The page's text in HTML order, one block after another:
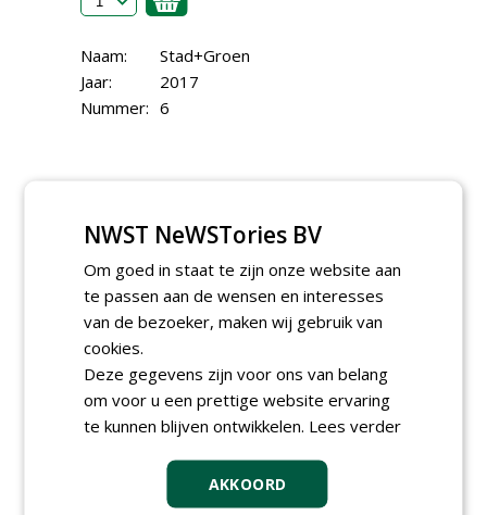
Naam:
Stad+Groen
Jaar:
2017
Nummer: 6
Alle rubrieken
Tijdschriften (losse exemplaren)
Fieldmanager
Greenkeeper
Stad + Groen
Boomzorg
De Hovenier
Boom in Business
kennismiddag 'Natuurlijke stappen
naar meer biodiversiteit'
Entreeticket
Sponsor
NWST NeWSTories BV
Om goed in staat te zijn onze website aan
te passen aan de wensen en interesses
van de bezoeker, maken wij gebruik van
cookies.
Deze gegevens zijn voor ons van belang
om voor u een prettige website ervaring
te kunnen blijven ontwikkelen. Lees verder
AKKOORD